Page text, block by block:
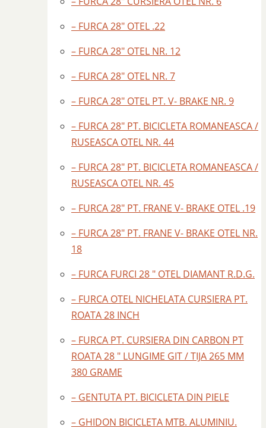
– FURCA 28″ OTEL .22
– FURCA 28″ OTEL NR. 12
– FURCA 28″ OTEL NR. 7
– FURCA 28″ OTEL PT. V- BRAKE NR. 9
– FURCA 28″ PT. BICICLETA ROMANEASCA /
RUSEASCA OTEL NR. 44
– FURCA 28″ PT. BICICLETA ROMANEASCA /
RUSEASCA OTEL NR. 45
– FURCA 28″ PT. FRANE V- BRAKE OTEL .19
– FURCA 28″ PT. FRANE V- BRAKE OTEL NR.
18
– FURCA FURCI 28 " OTEL DIAMANT R.D.G.
– FURCA OTEL NICHELATA CURSIERA PT.
ROATA 28 INCH
– FURCA PT. CURSIERA DIN CARBON PT
ROATA 28 " LUNGIME GIT / TIJA 265 MM
380 GRAME
– GENTUTA PT. BICICLETA DIN PIELE
– GHIDON BICICLETA MTB. ALUMINIU.